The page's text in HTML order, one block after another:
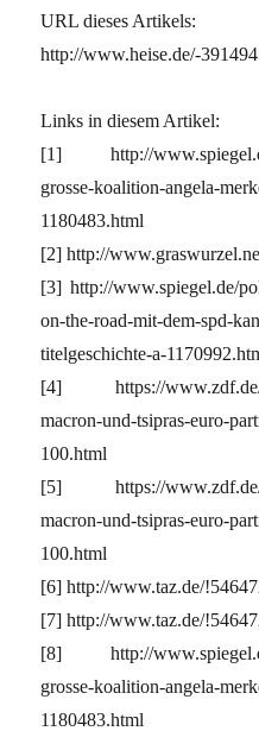
URL dieses Artikels:
http://www.heise.de/-
Links in diesem Artikel:
[1] http://
grosse-koalition-angela-
1180483.html
[2] http://
[3] http://www.spiegel.de/
on-the-road-mit-dem-spd-
titelgeschichte-a-
[4] https://www.zdf.de/
macron-und-tsipras-euro-
100.html
[5] https://www.zdf.de/
macron-und-tsipras-euro-
100.html
[6] http://www.taz.de/
[7] http://www.taz.de/
[8] http://
grosse-koalition-angela-
1180483.html